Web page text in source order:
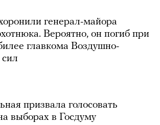
генерал-майора
Вероятно, он погиб при
главкома Воздушно-
призвала голосовать
выборах в Госдуму